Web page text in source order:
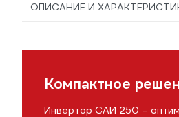
ОПИСАНИЕ И
Компактное
Инвертор САИ 250 –